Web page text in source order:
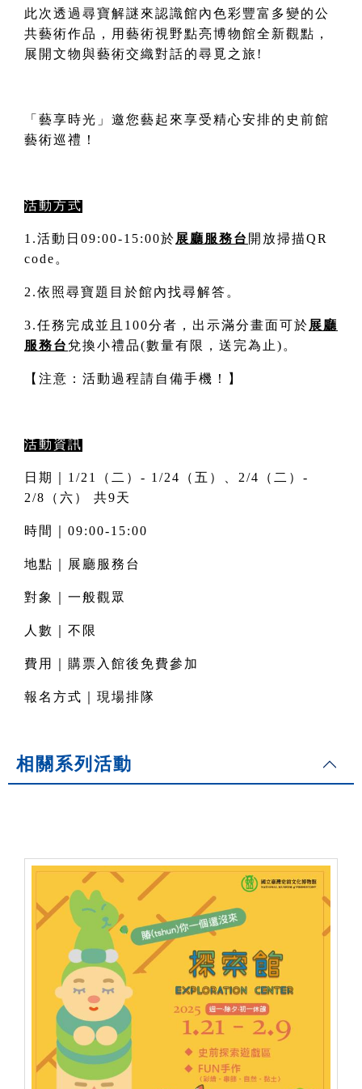
此次透過尋寶解謎來認識館內色彩豐富多變的公
共藝術作品，用藝術視野點亮博物館全新觀點，
展開文物與藝術交織對話的尋覓之旅!
「藝享時光」邀您藝起來享受精心安排的史前館
藝術巡禮！
活動方式
1.活動日09:00-15:00於 展廳服務台 開放掃描QR
code。
2.依照尋寶題目於館內找尋解答。
3.任務完成並且100分者，出示滿分畫面可於 展廳
服務台兌換小禮品(數量有限，送完為止)。
【注意：活動過程請自備手機！】
活動資訊
日期｜1/21（二）- 1/24（五）、2/4（二）-
2/8（六） 共9天
時間｜09:00-15:00
地點｜展廳服務台
對象｜一般觀眾
人數｜不限
費用｜購票入館後免費參加
報名方式｜現場排隊
相關系列活動